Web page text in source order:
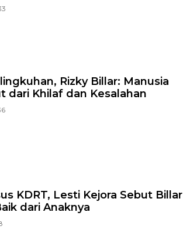
Rizky Billar: Manusia
dari Khilaf dan Kesalahan
KDRT, Lesti Kejora Sebut Billar
dari Anaknya